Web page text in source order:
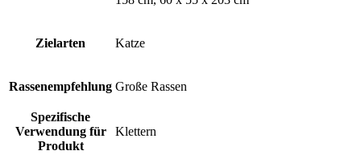
Zielarten Katze
Rassenempfehlung Große Rassen
Spezifische
Verwendung für
Produkt
Klettern